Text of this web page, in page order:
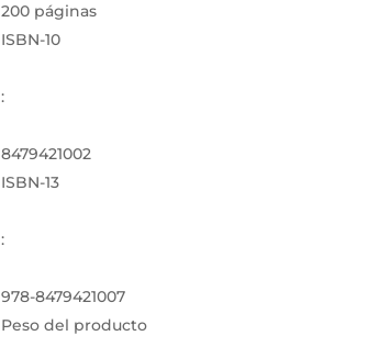
200 páginas
ISBN-10
:
8479421002
ISBN-13
:
978-8479421007
Peso del producto